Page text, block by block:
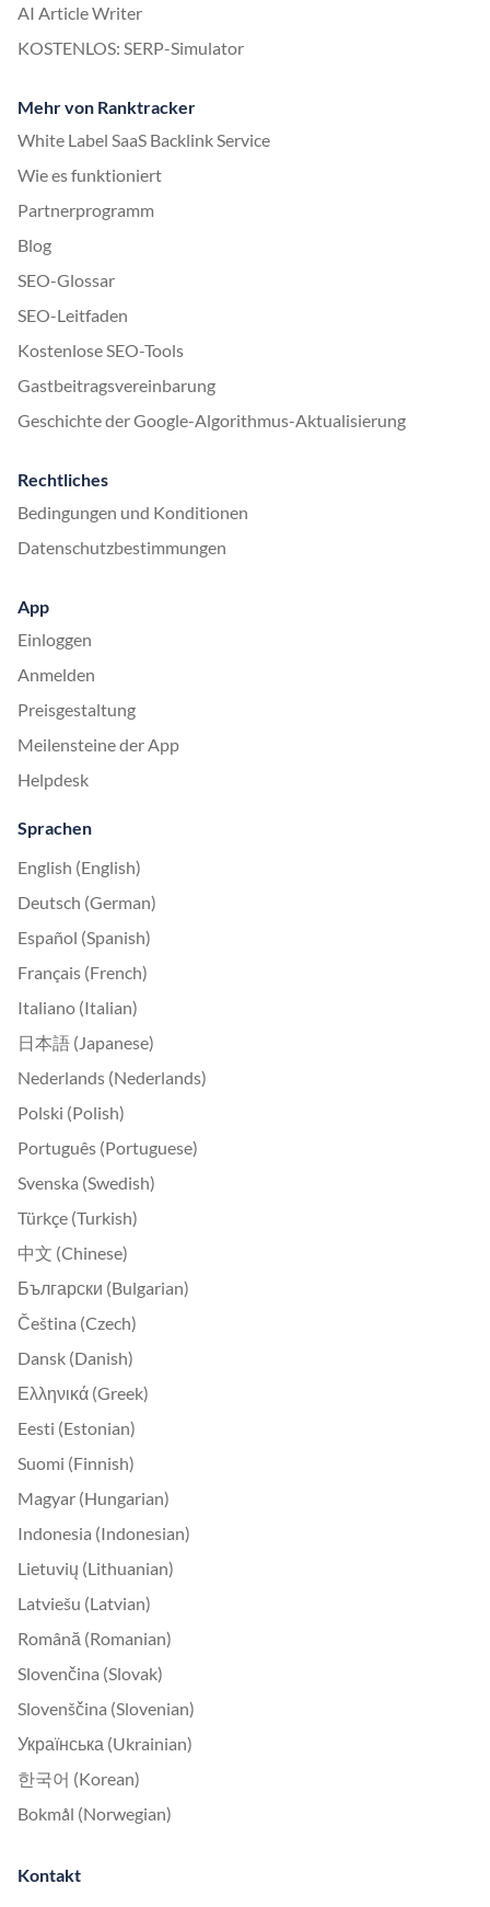
AI Article Writer
KOSTENLOS: SERP-Simulator
Mehr von Ranktracker
White Label SaaS Backlink Service
Wie es funktioniert
Partnerprogramm
Blog
SEO-Glossar
SEO-Leitfaden
Kostenlose SEO-Tools
Gastbeitragsvereinbarung
Geschichte der Google-Algorithmus-Aktualisierung
Rechtliches
Bedingungen und Konditionen
Datenschutzbestimmungen
App
Einloggen
Anmelden
Preisgestaltung
Meilensteine der App
Helpdesk
Sprachen
English (English)
Deutsch (German)
Español (Spanish)
Français (French)
Italiano (Italian)
日本語 (Japanese)
Nederlands (Nederlands)
Polski (Polish)
Português (Portuguese)
Svenska (Swedish)
Türkçe (Turkish)
中文 (Chinese)
Български (Bulgarian)
Čeština (Czech)
Dansk (Danish)
Ελληνικά (Greek)
Eesti (Estonian)
Suomi (Finnish)
Magyar (Hungarian)
Indonesia (Indonesian)
Lietuvių (Lithuanian)
Latviešu (Latvian)
Română (Romanian)
Slovenčina (Slovak)
Slovenščina (Slovenian)
Українська (Ukrainian)
한국어 (Korean)
Bokmål (Norwegian)
Kontakt